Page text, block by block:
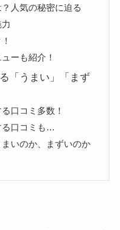
人気の秘密に迫る
ーも紹介！
「うまい」「まず
口コミ多数！
る口コミも…
いのか、まずいのか